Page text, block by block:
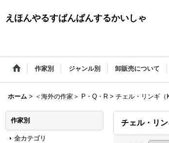
えほんやるすばんばんするかいしゃ
作家別 ジャンル別 卸販売について
ホーム > ＜海外の作家＞ P・Q・R > チェル・リンギ（
作家別
全カテゴリ
チェル・リ